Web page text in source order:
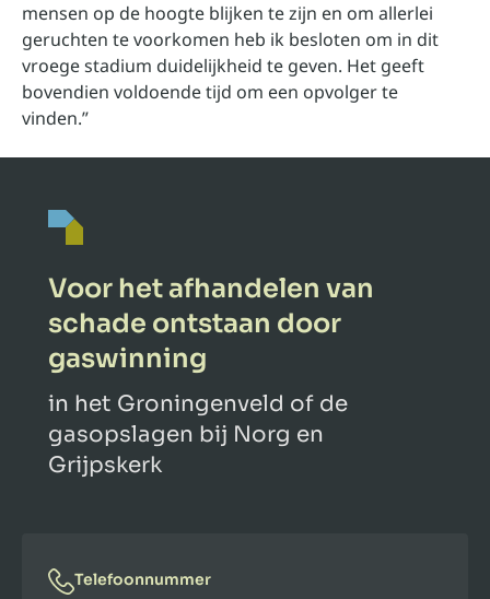
mensen op de hoogte blijken te zijn en om allerlei
geruchten te voorkomen heb ik besloten om in dit
vroege stadium duidelijkheid te geven. Het geeft
bovendien voldoende tijd om een opvolger te
vinden.”
Voor het afhandelen van
schade ontstaan door
gaswinning
in het Groningenveld of de
gasopslagen bij Norg en
Grijpskerk
Telefoonnummer